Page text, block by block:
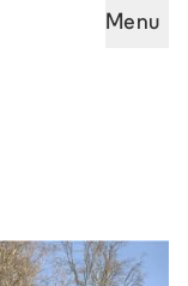
Menu